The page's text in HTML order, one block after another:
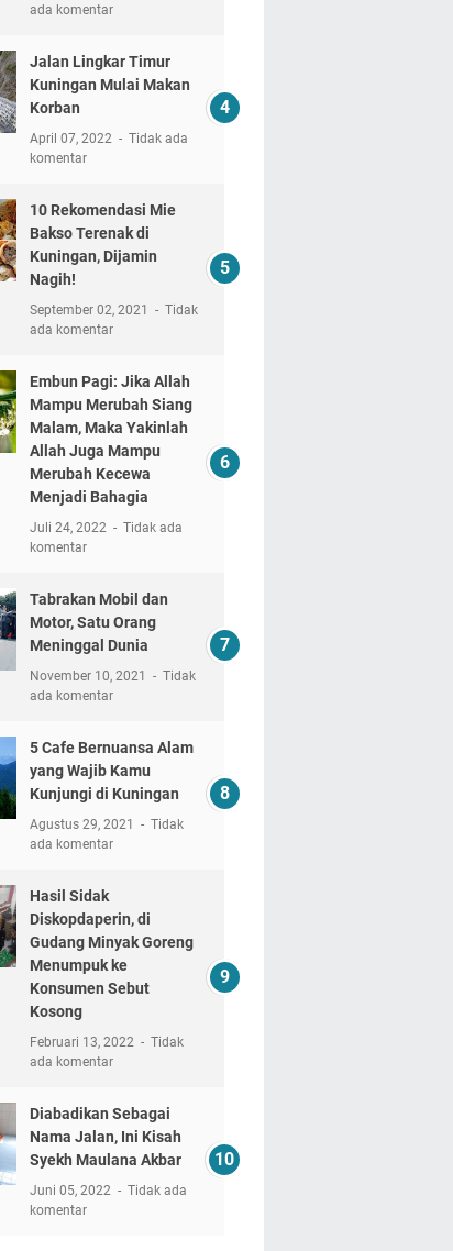
ada komentar
Jalan Lingkar Timur
Kuningan Mulai Makan
Korban
April 07, 2022
Tidak ada
komentar
10 Rekomendasi Mie
Bakso Terenak di
Kuningan, Dijamin
Nagih!
September 02, 2021
Tidak
ada komentar
Embun Pagi: Jika Allah
Mampu Merubah Siang
Malam, Maka Yakinlah
Allah Juga Mampu
Merubah Kecewa
Menjadi Bahagia
Juli 24, 2022
Tidak ada
komentar
Tabrakan Mobil dan
Motor, Satu Orang
Meninggal Dunia
November 10, 2021
Tidak
ada komentar
5 Cafe Bernuansa Alam
yang Wajib Kamu
Kunjungi di Kuningan
Agustus 29, 2021
Tidak
ada komentar
Hasil Sidak
Diskopdaperin, di
Gudang Minyak Goreng
Menumpuk ke
Konsumen Sebut
Kosong
Februari 13, 2022
Tidak
ada komentar
Diabadikan Sebagai
Nama Jalan, Ini Kisah
Syekh Maulana Akbar
Juni 05, 2022
Tidak ada
komentar